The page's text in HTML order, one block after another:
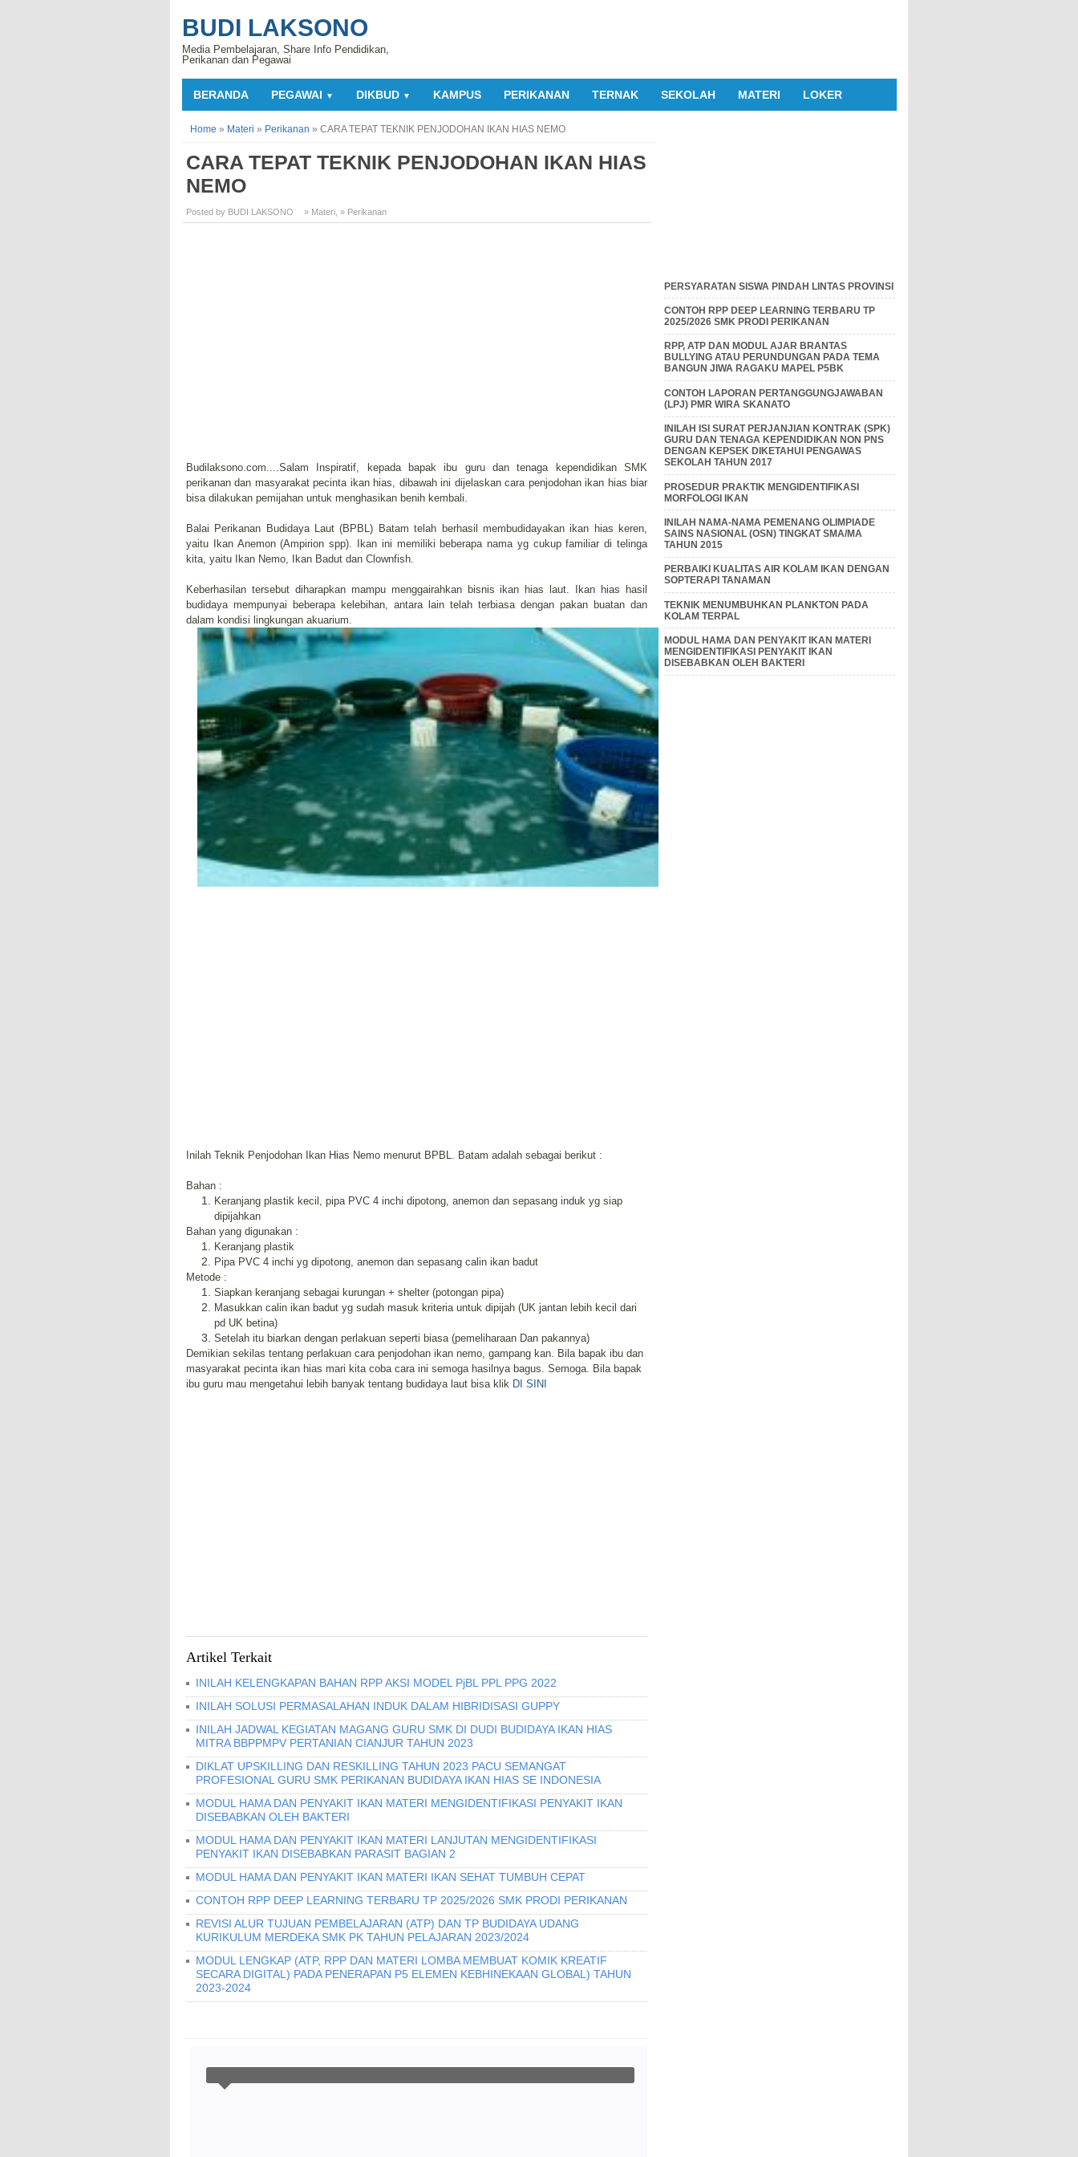
BUDI LAKSONO
Media Pembelajaran, Share Info Pendidikan,
Perikanan dan Pegawai
BERANDA PEGAWAI ▼ DIKBUD ▼ KAMPUS PERIKANAN TERNAK SEKOLAH MATERI LOKER
Home » Materi » Perikanan » CARA TEPAT TEKNIK PENJODOHAN IKAN HIAS NEMO
CARA TEPAT TEKNIK PENJODOHAN IKAN HIAS
NEMO
Posted by BUDI LAKSONO » Materi » Perikanan
Budilaksono.com....Salam Inspiratif, kepada bapak ibu guru dan tenaga kependidikan SMK
perikanan dan masyarakat pecinta ikan hias, dibawah ini dijelaskan cara penjodohan ikan hias biar
bisa dilakukan pemijahan untuk menghasikan benih kembali.
Balai Perikanan Budidaya Laut (BPBL) Batam telah berhasil membudidayakan ikan hias keren,
yaitu Ikan Anemon (Ampirion spp). Ikan ini memiliki beberapa nama yg cukup familiar di telinga
kita, yaitu Ikan Nemo, Ikan Badut dan Clownfish.
Keberhasilan tersebut diharapkan mampu menggairahkan bisnis ikan hias laut. Ikan hias hasil
budidaya mempunyai beberapa kelebihan, antara lain telah terbiasa dengan pakan buatan dan
dalam kondisi lingkungan akuarium.
Inilah Teknik Penjodohan Ikan Hias Nemo menurut BPBL. Batam adalah sebagai berikut :
Bahan :
Keranjang plastik kecil, pipa PVC 4 inchi dipotong, anemon dan sepasang induk yg siap
dipijahkan
Bahan yang digunakan :
Keranjang plastik
Pipa PVC 4 inchi yg dipotong, anemon dan sepasang calin ikan badut
Metode :
Siapkan keranjang sebagai kurungan + shelter (potongan pipa)
Masukkan calin ikan badut yg sudah masuk kriteria untuk dipijah (UK jantan lebih kecil dari
pd UK betina)
Setelah itu biarkan dengan perlakuan seperti biasa (pemeliharaan Dan pakannya)
Demikian sekilas tentang perlakuan cara penjodohan ikan nemo, gampang kan. Bila bapak ibu dan
masyarakat pecinta ikan hias mari kita coba cara ini semoga hasilnya bagus. Semoga. Bila bapak
ibu guru mau mengetahui lebih banyak tentang budidaya laut bisa klik DI SINI
Artikel Terkait
INILAH KELENGKAPAN BAHAN RPP AKSI MODEL PjBL PPL PPG 2022
INILAH SOLUSI PERMASALAHAN INDUK DALAM HIBRIDISASI GUPPY
INILAH JADWAL KEGIATAN MAGANG GURU SMK DI DUDI BUDIDAYA IKAN HIAS
MITRA BBPPMPV PERTANIAN CIANJUR TAHUN 2023
DIKLAT UPSKILLING DAN RESKILLING TAHUN 2023 PACU SEMANGAT
PROFESIONAL GURU SMK PERIKANAN BUDIDAYA IKAN HIAS SE INDONESIA
MODUL HAMA DAN PENYAKIT IKAN MATERI MENGIDENTIFIKASI PENYAKIT IKAN
DISEBABKAN OLEH BAKTERI
MODUL HAMA DAN PENYAKIT IKAN MATERI LANJUTAN MENGIDENTIFIKASI
PENYAKIT IKAN DISEBABKAN PARASIT BAGIAN 2
MODUL HAMA DAN PENYAKIT IKAN MATERI IKAN SEHAT TUMBUH CEPAT
CONTOH RPP DEEP LEARNING TERBARU TP 2025/2026 SMK PRODI PERIKANAN
REVISI ALUR TUJUAN PEMBELAJARAN (ATP) DAN TP BUDIDAYA UDANG
KURIKULUM MERDEKA SMK PK TAHUN PELAJARAN 2023/2024
MODUL LENGKAP (ATP, RPP DAN MATERI LOMBA MEMBUAT KOMIK KREATIF
SECARA DIGITAL) PADA PENERAPAN P5 ELEMEN KEBHINEKAAN GLOBAL) TAHUN
2023-2024
PERSYARATAN SISWA PINDAH LINTAS PROVINSI
CONTOH RPP DEEP LEARNING TERBARU TP
2025/2026 SMK PRODI PERIKANAN
RPP, ATP DAN MODUL AJAR BRANTAS
BULLYING ATAU PERUNDUNGAN PADA TEMA
BANGUN JIWA RAGAKU MAPEL P5BK
CONTOH LAPORAN PERTANGGUNGJAWABAN
(LPJ) PMR WIRA SKANATO
INILAH ISI SURAT PERJANJIAN KONTRAK (SPK)
GURU DAN TENAGA KEPENDIDIKAN NON PNS
DENGAN KEPSEK DIKETAHUI PENGAWAS
SEKOLAH TAHUN 2017
PROSEDUR PRAKTIK MENGIDENTIFIKASI
MORFOLOGI IKAN
INILAH NAMA-NAMA PEMENANG OLIMPIADE
SAINS NASIONAL (OSN) TINGKAT SMA/MA
TAHUN 2015
PERBAIKI KUALITAS AIR KOLAM IKAN DENGAN
SOPTERAPI TANAMAN
TEKNIK MENUMBUHKAN PLANKTON PADA
KOLAM TERPAL
MODUL HAMA DAN PENYAKIT IKAN MATERI
MENGIDENTIFIKASI PENYAKIT IKAN
DISEBABKAN OLEH BAKTERI